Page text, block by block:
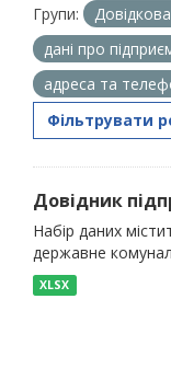
Групи:
дані про
адреса та
Фільтрувати
Довідник
Набір даних
державне
XLSX